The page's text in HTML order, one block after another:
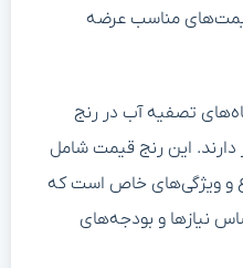
مناسب عرضه
تصفیه آب در رنج
قرار دارند. این رنج قیمت شامل
و ویژگی‌های خاص است که
نیازها و بودجه‌های